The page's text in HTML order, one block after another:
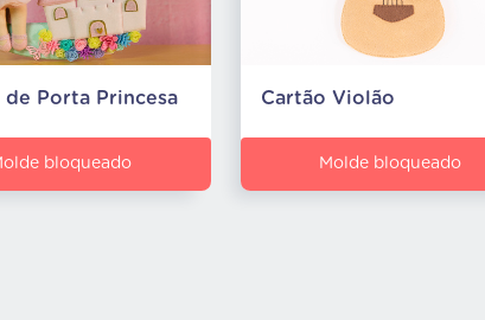
de Porta Princesa
bloqueado
Cartão Violão
Molde bloqueado